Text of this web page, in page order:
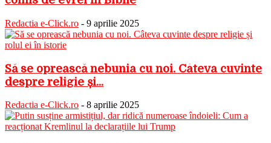
Redactia e-Click.ro - 9 aprilie 2025
Să se oprească nebunia cu noi. Câteva cuvinte
despre religie și...
Redactia e-Click.ro - 8 aprilie 2025